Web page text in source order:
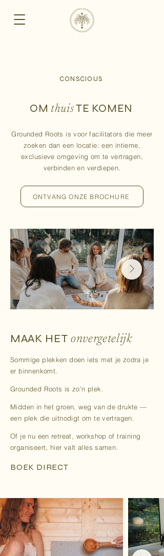
CONSCIOUS
OM thuisTE KOMEN
Grounded Roots is voor facilitators die meer
zoeken dan een locatie: een intieme,
exclusieve omgeving om te vertragen,
verbinden en verdiepen.
ONTVANG ONZE BROCHURE
MAAK HET onvergetelijk
Sommige plekken doen iets met je zodra je
er binnenkomt.
Grounded Roots is zo’n plek.
Midden in het groen, weg van de drukte —
een plek die uitnodigt om te vertragen.
Of je nu een retreat, workshop of training
organiseert, hier valt alles samen.
BOEK DIRECT